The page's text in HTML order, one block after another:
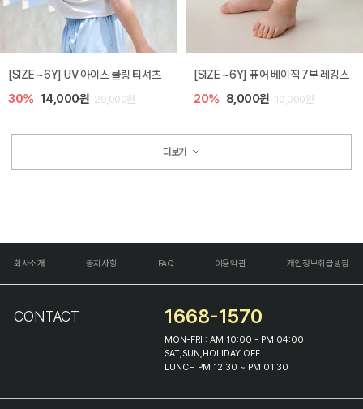
[SIZE ~6Y] UV 아이스 쿨링 티셔츠
30% 14,000원 20,000원
[SIZE ~6Y] 퓨어 베이직 7부 레깅스
20% 8,000원 10,000원
더보기
회사소개 공지사항 FAQ 이용약관 개인정보취급방침
CONTACT 1668-1570
MON-FRI : AM 10:00 - PM 04:00
SAT,SUN,HOLIDAY OFF
LUNCH PM 12:30 ~ PM 01:30